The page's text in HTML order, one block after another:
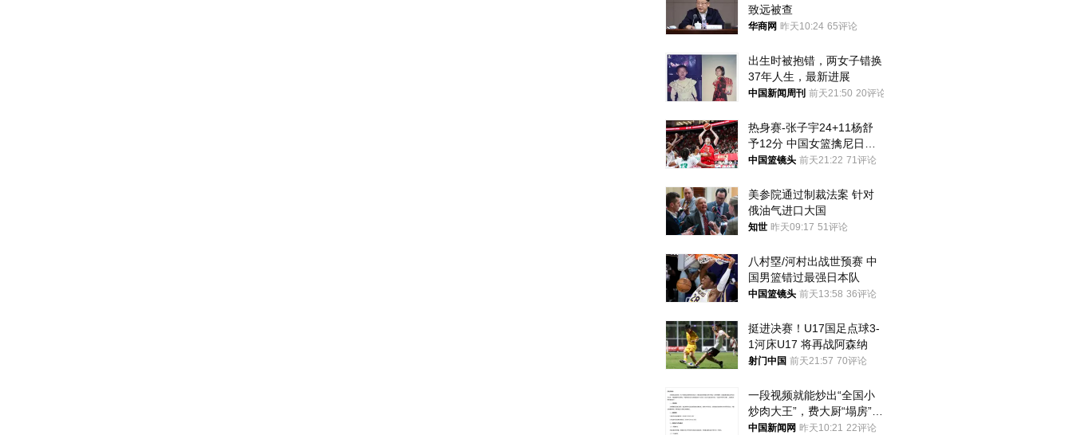
致远被查
华商网 昨天10:24 65评论
出生时被抱错，两女子错换
37年人生，最新进展
中国新闻周刊 前天21:50 20评论
热身赛-张子宇24+11杨舒
予12分 中国女篮擒尼日利
亚
中国篮镜头 前天21:22 71评论
美参院通过制裁法案 针对
俄油气进口大国
知世 昨天09:17 51评论
八村塁/河村出战世预赛 中
国男篮错过最强日本队
中国篮镜头 前天13:58 36评论
挺进决赛！U17国足点球3-
1河床U17 将再战阿森纳
射门中国 前天21:57 70评论
一段视频就能炒出“全国小
炒肉大王”，费大厨“塌房”了
吗？
中国新闻网 昨天10:21 22评论